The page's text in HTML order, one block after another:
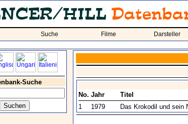
Suche Filme Darsteller
Suche
No. Jahr Titel
1
1979 Das Krokodil und sein